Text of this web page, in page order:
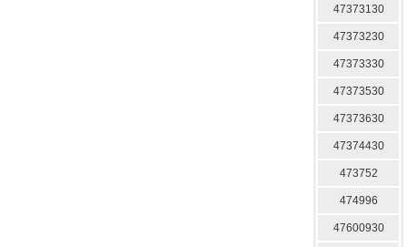
47373130
47373230
47373330
47373530
47373630
47374430
473752
474996
47600930